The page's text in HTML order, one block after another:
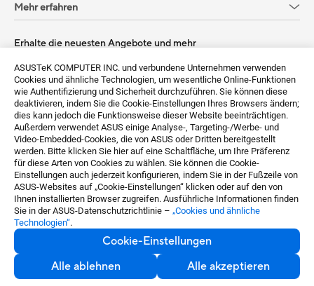
ASUSTeK COMPUTER INC. und verbundene Unternehmen verwenden
Cookies und ähnliche Technologien, um wesentliche Online-Funktionen
wie Authentifizierung und Sicherheit durchzuführen. Sie können diese
deaktivieren, indem Sie die Cookie-Einstellungen Ihres Browsers ändern;
dies kann jedoch die Funktionsweise dieser Website beeinträchtigen.
Außerdem verwendet ASUS einige Analyse-, Targeting-/Werbe- und
Video-Embedded-Cookies, die von ASUS oder Dritten bereitgestellt
werden. Bitte klicken Sie hier auf eine Schaltfläche, um Ihre Präferenz
für diese Arten von Cookies zu wählen. Sie können die Cookie-
Einstellungen auch jederzeit konfigurieren, indem Sie in der Fußzeile von
ASUS-Websites auf „Cookie-Einstellungen“ klicken oder auf den von
Ihnen installierten Browser zugreifen. Ausführliche Informationen finden
Sie in der ASUS-Datenschutzrichtlinie – „Cookies und ähnliche
Technologien“.
Cookie-Einstellungen
Alle ablehnen
Alle akzeptieren
Mehr erfahren
Erhalte die neuesten Angebote und mehr
Anmelden
Germany / Deutsch
©ASUSTeK Computer Inc. All rights reserved.
Nutzungsbedingungen
Datenschutz Cookie-Einstellungen